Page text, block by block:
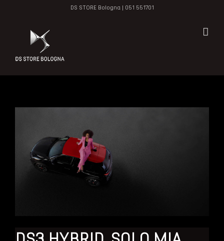
contenuto
DS STORE Bologna | 051 551701